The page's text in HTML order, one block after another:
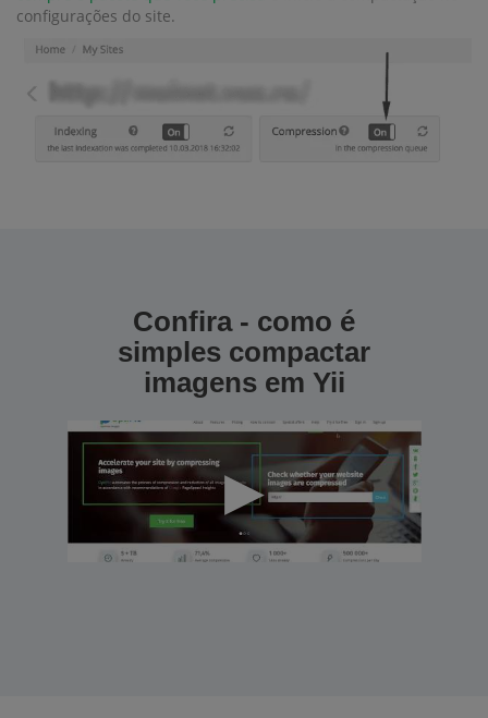
configurações do site.
Confira - como é
simples compactar
imagens em Yii